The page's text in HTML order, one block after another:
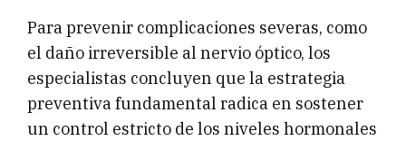
Para prevenir complicaciones severas, como
el daño irreversible al nervio óptico, los
especialistas concluyen que la estrategia
preventiva fundamental radica en sostener
un control estricto de los niveles hormonales